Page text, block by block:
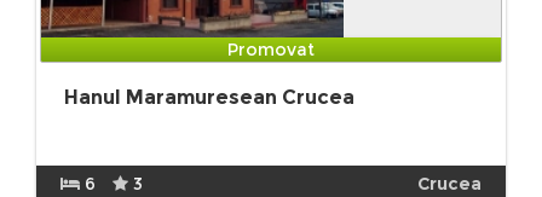
Promovat
Hanul Maramuresean Crucea
6 3 Crucea